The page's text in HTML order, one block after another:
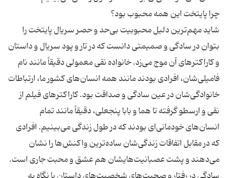
شاید مهم‌ترین دلیل محبوبیت بی‌حد و حصر سریال پایتخت را
بتوان در سادگی و صمیمتی دانست كه در تار و پود سریال و داستان
و كاراكترهای آن موج می‌زد. خانواده نقی معمولی دقیقاً مانند نام
فامیلی‌شان، افرادی بودند مانند همه انسان‌های كشور ما، ارتباطات
خانوادگی‌شان در عین سادگی و صداقت بود. كاراكترهای فیلم از
نقی و ارسطو گرفته تا هما و بابا پنجعلی، دقیقاً مانند تمام
انسان‌های خودمانی‌ای بودند كه در طول زندگی می‌بینیم. افرادی
كه در مقابل اتفاقات زندگی‌شان ساده‌ترین واكنش‌ها را نشان
می‌دهند و پشت عصبانیت‌هایشان هم عشق و محبت جاری است.